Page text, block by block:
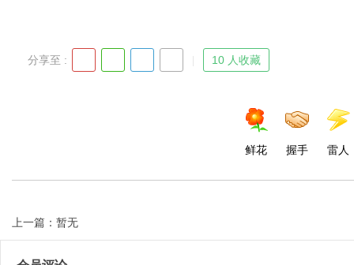
d
分享至 : 10 人收藏
鲜花 握手 雷人
上一篇：暂无